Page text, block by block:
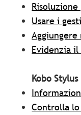
Usare i
Evidenzia
Kobo Stylus
Controlla